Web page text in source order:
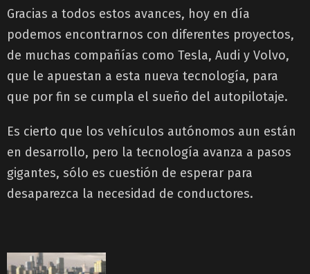
Gracias a todos estos avances, hoy en día
podemos encontrarnos con diferentes proyectos,
de muchas compañías como Tesla, Audi y Volvo,
que le apuestan a esta nueva tecnología, para
que por fin se cumpla el sueño del autopilotaje.
Es cierto que los vehículos autónomos aun están
en desarrollo, pero la tecnología avanza a pasos
gigantes, sólo es cuestión de esperar para
desaparezca la necesidad de conductores.